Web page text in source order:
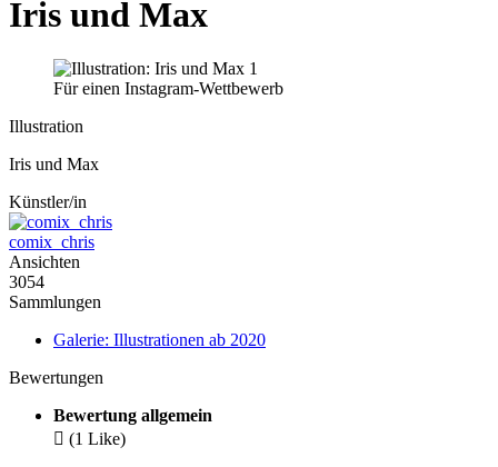
Iris und Max
Für einen Instagram-Wettbewerb
Illustration
Iris und Max
Künstler/in
comix_chris
Ansichten
3054
Sammlungen
Galerie: Illustrationen ab 2020
Bewertungen
Bewertung allgemein
 (1 Like)